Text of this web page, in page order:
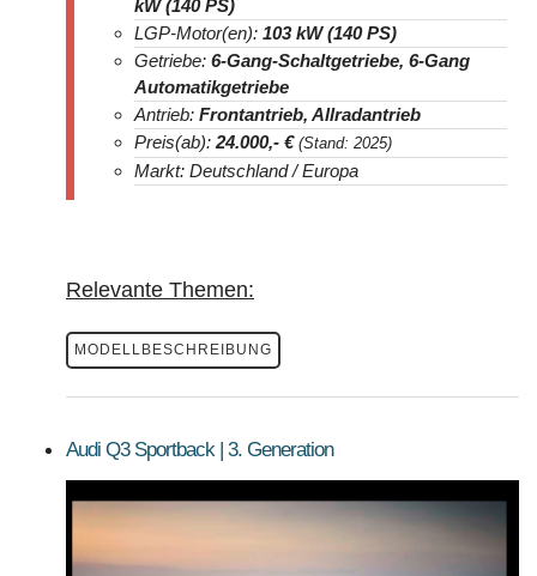
kW (140 PS)
LGP-Motor(en): 103 kW (140 PS)
Getriebe: 6-Gang-Schaltgetriebe, 6-Gang
Automatikgetriebe
Antrieb: Frontantrieb, Allradantrieb
Preis(ab): 24.000,- € (Stand: 2025)
Markt: Deutschland / Europa
Relevante Themen:
MODELLBESCHREIBUNG
Audi Q3 Sportback | 3. Generation